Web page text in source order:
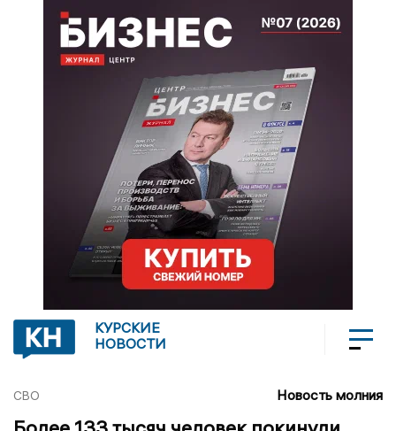
КУРСКИЕ
НОВОСТИ
СВО Новость молния